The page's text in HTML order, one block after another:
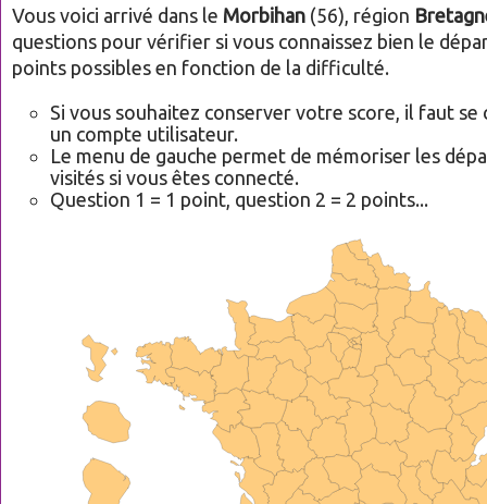
Vous voici arrivé dans le Morbihan (56), région
questions pour vérifier si vous connaissez bien le
points possibles en fonction de la difficulté.
Si vous souhaitez conserver votre score, il faut se
un compte utilisateur.
Le menu de gauche permet de mémoriser les
visités si vous êtes connecté.
Question 1 = 1 point, question 2 = 2 points...